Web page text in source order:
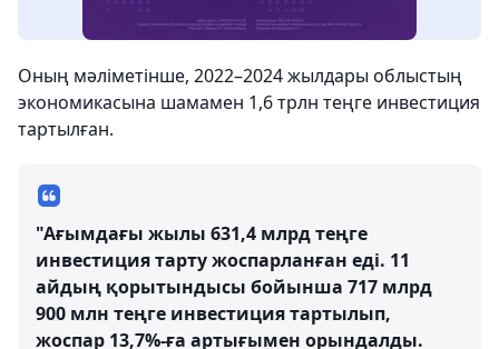
Оның мәліметінше, 2022–2024 жылдары облыстың
экономикасына шамамен 1,6 трлн теңге инвестиция
тартылған.
"Ағымдағы жылы 631,4 млрд теңге
инвестиция тарту жоспарланған еді. 11
айдың қорытындысы бойынша 717 млрд
900 млн теңге инвестиция тартылып,
жоспар 13,7%-ға артығымен орындалды.